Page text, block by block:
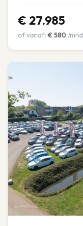
€ 27.985
of vanaf: € 580 /mnd